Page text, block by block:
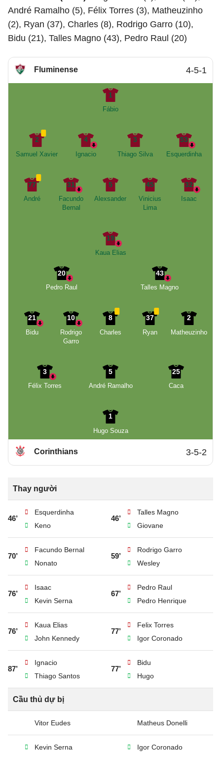
André Ramalho (5), Félix Torres (3), Matheuzinho
(2), Ryan (37), Charles (8), Rodrigo Garro (10),
Bidu (21), Talles Magno (43), Pedro Raul (20)
Fluminense 4-5-1
1
Fábio
2
Samuel Xavier
4
Ignacio
3
Thiago Silva
53
Esquerdinha
77
André
31
Facundo
Bernal
5
Alexsander
45
Vinicius
Lima
32
Isaac
19
Kaua Elias
20
Pedro Raul
43
Talles Magno
21
Bidu
10
Rodrigo
Garro
8
Charles
37
Ryan
2
Matheuzinho
3
Félix Torres
5
André Ramalho
25
Caca
1
Hugo Souza
Corinthians 3-5-2
Thay người
46’
Esquerdinha
Keno
46’
Talles Magno
Giovane
70’
Facundo Bernal
Nonato
59’
Rodrigo Garro
Wesley
76’
Isaac
Kevin Serna
67’
Pedro Raul
Pedro Henrique
76’
Kaua Elias
John Kennedy
77’
Felix Torres
Igor Coronado
87’
Ignacio
Thiago Santos
77’
Bidu
Hugo
Cầu thủ dự bị
Vitor Eudes Matheus Donelli
Kevin Serna Igor Coronado